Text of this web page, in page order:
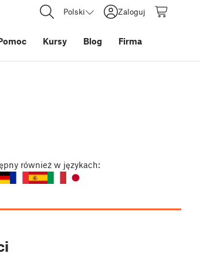
Polski Zaloguj
Kursy Blog Firma
również w językach: